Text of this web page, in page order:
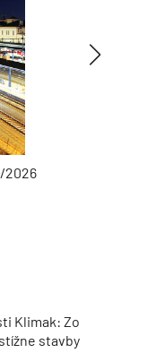
2026
Klimak: Zo
stavby